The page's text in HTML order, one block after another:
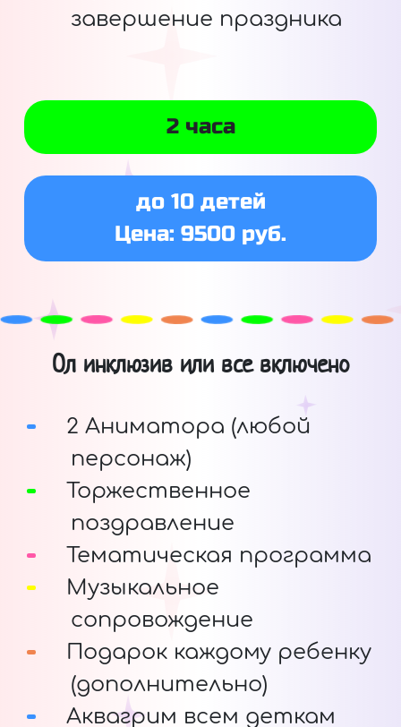
завершение праздника
2 часа
до 10 детей
Цена: 9500 руб.
Ол инклюзив или все включено
2 Аниматора (любой
персонаж)
Торжественное
поздравление
Тематическая программа
Музыкальное
сопровождение
Подарок каждому ребенку
(дополнительно)
Аквагрим всем деткам